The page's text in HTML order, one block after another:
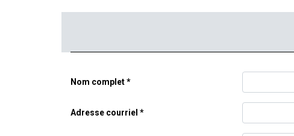
Nom complet
Adresse courriel